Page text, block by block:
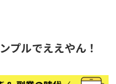
プルでええやん！